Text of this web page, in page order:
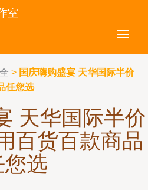
室
> 国庆嗨购盛宴 天华国际半价
任您选
天华国际半价
百货百款商品
您选